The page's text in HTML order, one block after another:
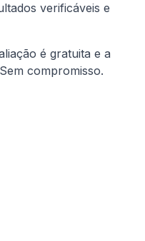
verificáveis e
é gratuita e a
compromisso.